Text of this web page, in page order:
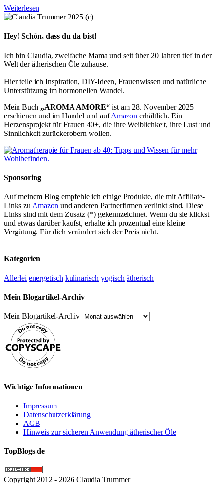
Weiterlesen
Hey! Schön, dass du da bist!
Ich bin Claudia, zweifache Mama und seit über 20 Jahren tief in der
Welt der ätherischen Öle zuhause.
Hier teile ich Inspiration, DIY-Ideen, Frauenwissen und natürliche
Unterstützung im hormonellen Wandel.
Mein Buch „AROMA AMORE“ ist am 28. November 2025
erschienen und im Handel und aufAmazon erhältlich. Ein
Herzensprojekt für Frauen 40+, die ihre Weiblichkeit, ihre Lust und
Sinnlichkeit zurückerobern wollen.
Sponsoring
Auf meinem Blog empfehle ich einige Produkte, die mit Affiliate-
Links zu Amazon und anderen Partnerfirmen verlinkt sind. Diese
Links sind mit dem Zusatz (*) gekennzeichnet. Wenn du sie klickst
und etwas darüber kaufst, erhalte ich prozentual eine kleine
Vergütung. Für dich verändert sich der Preis nicht.
Kategorien
Allerlei energetisch kulinarisch yogisch ätherisch
Mein Blogartikel-Archiv
Mein Blogartikel-Archiv
Wichtige Informationen
Impressum
Datenschutzerklärung
AGB
Hinweis zur sicheren Anwendung ätherischer Öle
TopBlogs.de
Copyright 2012 - 2026 Claudia Trummer